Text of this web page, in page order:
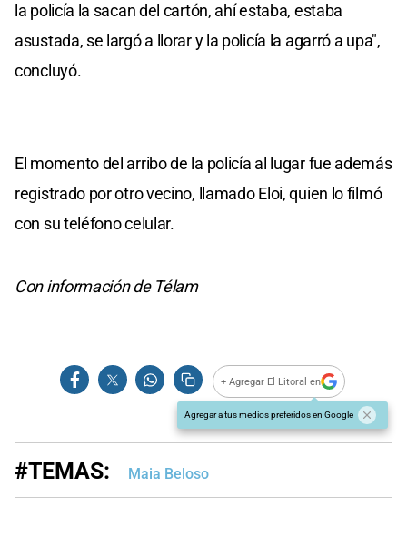
la policía la sacan del cartón, ahí estaba, estaba
asustada, se largó a llorar y la policía la agarró a upa",
concluyó.
El momento del arribo de la policía al lugar fue además
registrado por otro vecino, llamado Eloi, quien lo filmó
con su teléfono celular.
Con información de Télam
+ Agregar El Litoral en
Agregar a tus medios preferidos en Google
#TEMAS: Maia Beloso